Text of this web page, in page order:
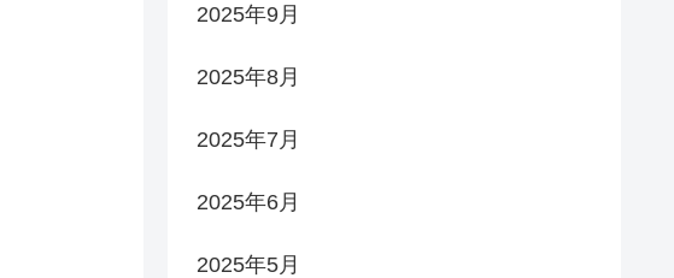
2025年9月
2025年8月
2025年7月
2025年6月
2025年5月